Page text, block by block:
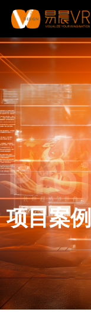
项目案例